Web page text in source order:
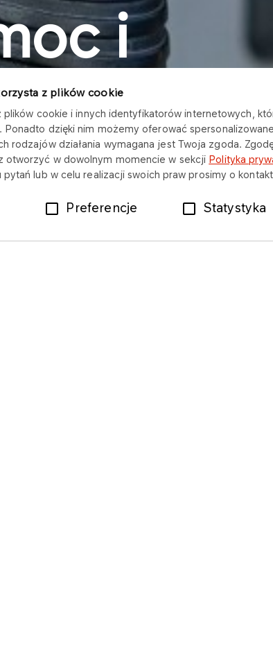
z plików cookie
plików cookie i innych identyfikatorów internetowych,
dzięki nim możemy oferować
rodzajów działania wymagana jest Twoja zgoda.
otworzyć w dowolnym momencie w sekcji Polityka
lub w celu realizacji swoich praw prosimy o
Preferencje Statystyka
i